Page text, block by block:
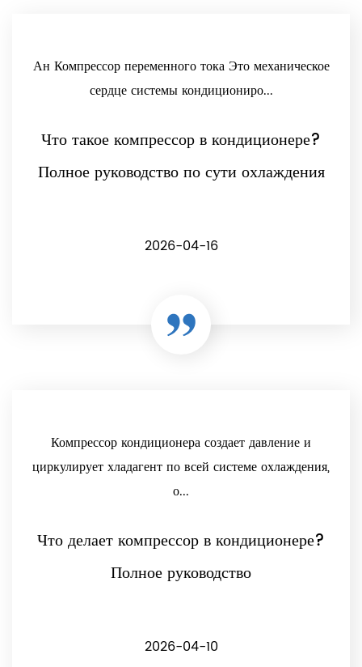
Ан Компрессор переменного тока Это механическое
сердце системы кондициониро...
Что такое компрессор в кондиционере?
Полное руководство по сути охлаждения
2026-04-16
Компрессор кондиционера создает давление и
циркулирует хладагент по всей системе охлаждения,
о...
Что делает компрессор в кондиционере?
Полное руководство
2026-04-10